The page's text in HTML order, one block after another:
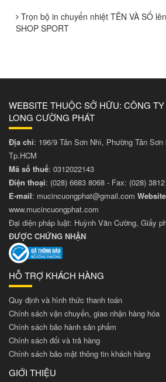
Trọn bộ in chuyển nhiệt TÊN VÀ SỐ
SHOP SPORT
WEBSITE THUỘC SỞ HỮU: CÔNG
LONG CƯỜNG PHÁT
Địa chỉ: 196/9 Tân Sơn Nhì, Phường Tân
Tp.HCM
Mã số thuế: 0312022143
Điện thoại: (028) 6683 8068 - Fax: (028)
E-mail: mucincuongphat@gmail.com Website
www.mucincuongphat.com
Đại diện pháp luật: Huỳnh Văn Cường, Giấy
ĐƯỢC CHỨNG NHẬN
HỖ TRỢ KHÁCH HÀNG
Quy định và hình thức thanh toán
Chính sách vận chuyển, giao nhận hàng hóa
Chính sách bảo hành sản phẩm
Chính sách đổi và trả hàng
Chính sách bảo mật thông tin khách hàng
GIỚI THIỆU